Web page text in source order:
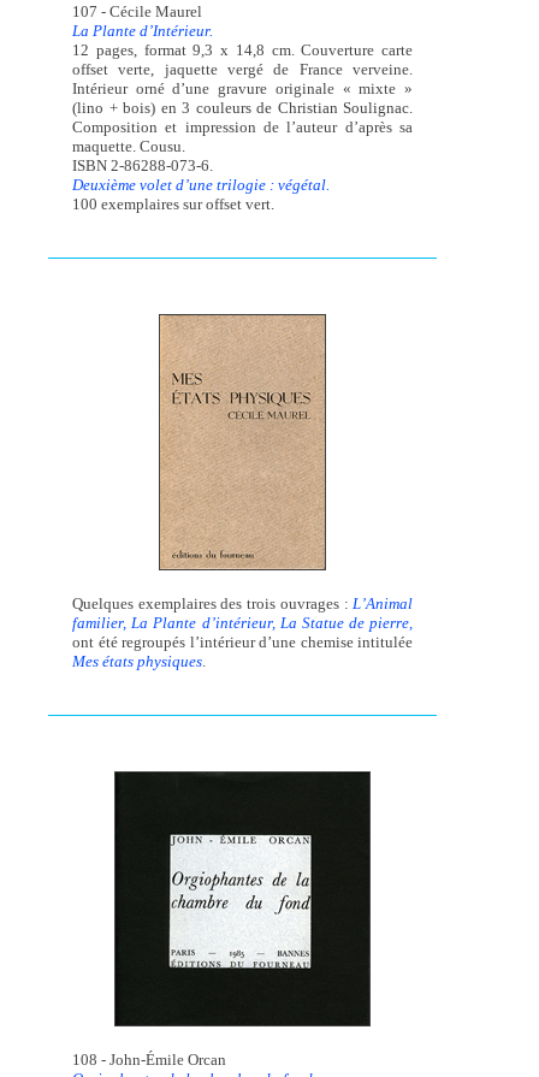
107 - Cécile Maurel
La Plante d’Intérieur.
12 pages, format 9,3 x 14,8 cm. Couverture carte
offset verte, jaquette vergé de France verveine.
Intérieur orné d’une gravure originale « mixte »
(lino + bois) en 3 couleurs de Christian Soulignac.
Composition et impression de l’auteur d’après sa
maquette. Cousu.
ISBN 2-86288-073-6.
Deuxième volet d’une trilogie : végétal.
100 exemplaires sur offset vert.
Quelques exemplaires des trois ouvrages : L’Animal
familier, La Plante d’intérieur, La Statue de pierre,
ont été regroupés l’intérieur d’une chemise intitulée
Mes états physiques.
108 - John-Émile Orcan